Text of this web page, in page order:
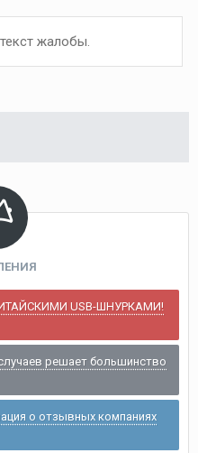
жалобы.
USB-ШНУРКАМИ!
решает большинство
о отзывных компаниях